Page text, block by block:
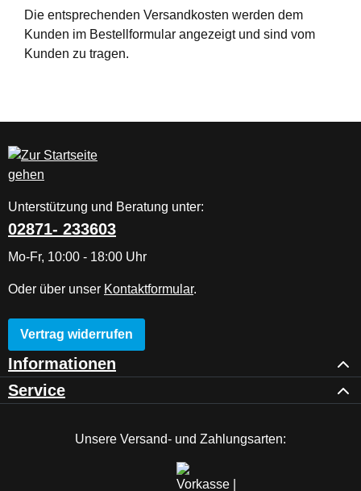
Die entsprechenden Versandkosten werden dem
Kunden im Bestellformular angezeigt und sind vom
Kunden zu tragen.
Unterstützung und Beratung unter:
02871- 233603
Mo-Fr, 10:00 - 18:00 Uhr
Oder über unser Kontaktformular.
Vertrag widerrufen
Informationen
Service
Unsere Versand- und Zahlungsarten: